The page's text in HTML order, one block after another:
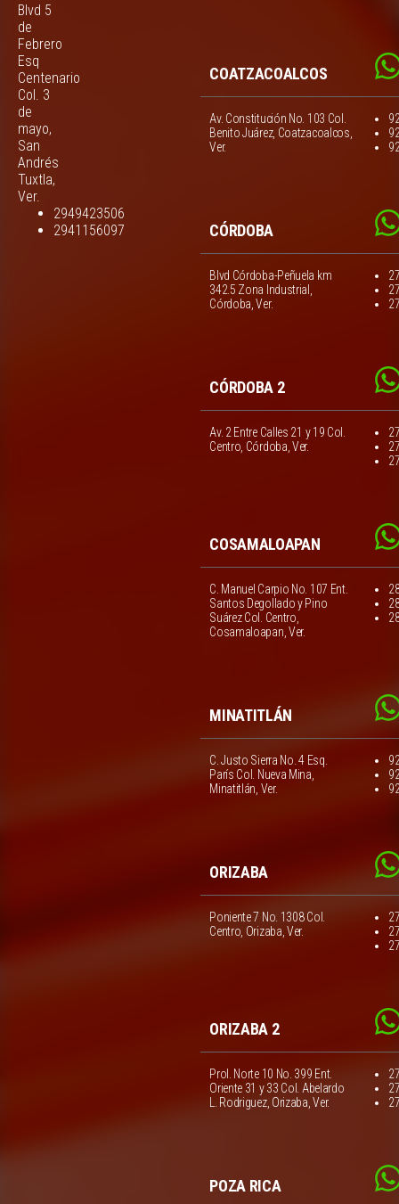
Blvd 5
de
Febrero
Esq
Centenario
Col. 3
de
mayo,
San
Andrés
Tuxtla,
Ver.
2949423506
2941156097
COATZACOALCOS
Av. Constitución No. 103 Col.
Benito Juárez, Coatzacoalcos,
Ver.
CÓRDOBA
Blvd Córdoba-Peñuela km
342.5 Zona Industrial,
Córdoba, Ver.
CÓRDOBA 2
Av. 2 Entre Calles 21 y 19 Col.
Centro, Córdoba, Ver.
COSAMALOAPAN
C. Manuel Carpio No. 107 Ent.
Santos Degollado y Pino
Suárez Col. Centro,
Cosamaloapan, Ver.
MINATITLÁN
C. Justo Sierra No. 4 Esq.
París Col. Nueva Mina,
Minatitlán, Ver.
ORIZABA
Poniente 7 No. 1308 Col.
Centro, Orizaba, Ver.
ORIZABA 2
Prol. Norte 10 No. 399 Ent.
Oriente 31 y 33 Col. Abelardo
L. Rodriguez, Orizaba, Ver.
POZA RICA